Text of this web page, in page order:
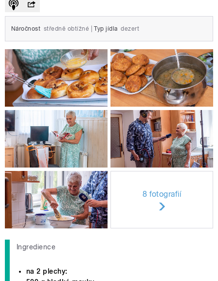
Náročnost středně obtížné Typ jídla dezert
8 fotografií
Ingredience
na 2 plechy: